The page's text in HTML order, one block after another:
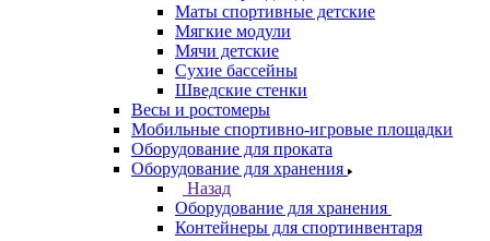
Маты спортивные детские
Мягкие модули
Мячи детские
Сухие бассейны
Шведские стенки
Весы и ростомеры
Мобильные спортивно-игровые площадки
Оборудование для проката
Оборудование для хранения
Назад
Оборудование для хранения
Контейнеры для спортинвентаря